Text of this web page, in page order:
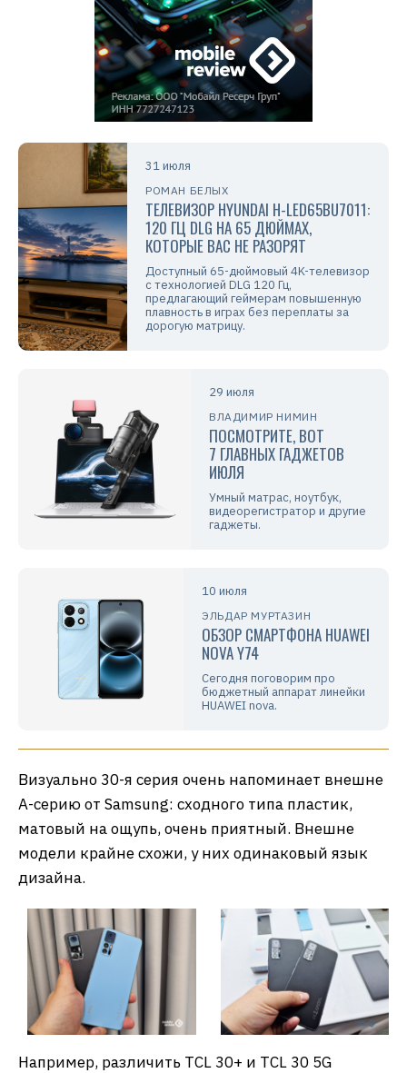
31 июля
РОМАН БЕЛЫХ
ТЕЛЕВИЗОР HYUNDAI H-LED65BU7011:
120 ГЦ DLG НА 65 ДЮЙМАХ,
КОТОРЫЕ ВАС НЕ РАЗОРЯТ
Доступный 65-дюймовый 4K-телевизор
с технологией DLG 120 Гц,
предлагающий геймерам повышенную
плавность в играх без переплаты за
дорогую матрицу.
29 июля
ВЛАДИМИР НИМИН
ПОСМОТРИТЕ, ВОТ
7 ГЛАВНЫХ ГАДЖЕТОВ
ИЮЛЯ
Умный матрас, ноутбук,
видеорегистратор и другие
гаджеты.
10 июля
ЭЛЬДАР МУРТАЗИН
ОБЗОР СМАРТФОНА HUAWEI
NOVA Y74
Сегодня поговорим про
бюджетный аппарат линейки
HUAWEI nova.
Визуально 30-я серия очень напоминает внешне
А-серию от Samsung: сходного типа пластик,
матовый на ощупь, очень приятный. Внешне
модели крайне схожи, у них одинаковый язык
дизайна.
Например, различить TCL 30+ и TCL 30 5G